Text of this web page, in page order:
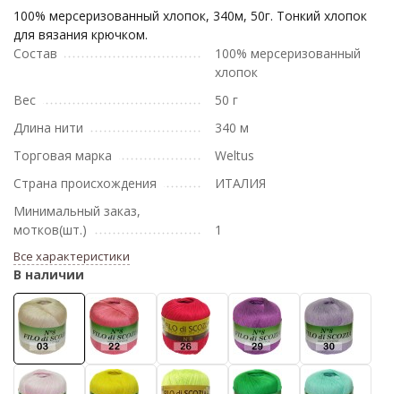
100% мерсеризованный хлопок, 340м, 50г. Тонкий хлопок
для вязания крючком.
Состав
100% мерсеризованный
хлопок
Вес
50 г
Длина нити
340 м
Торговая марка
Weltus
Страна происхождения
ИТАЛИЯ
Минимальный заказ,
мотков(шт.)
1
Все характеристики
В наличии